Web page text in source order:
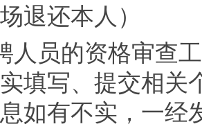
退还本人）
人员的资格审查
填写、提交相关
如有不实，一经